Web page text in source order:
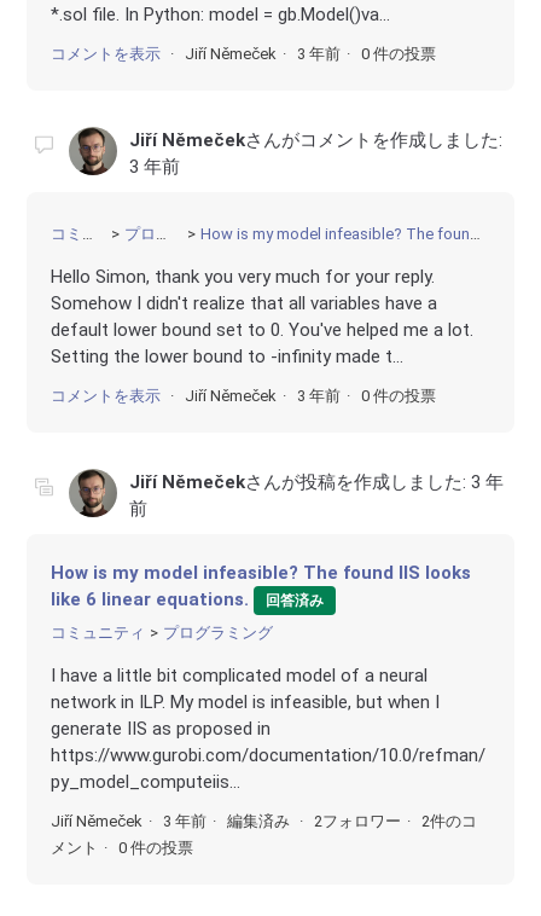
*.sol file. In Python: model = gb.Model()va...
コメントを表示 Jiří Němeček 3 年前 0 件の投票
Jiří Němečekさんがコメントを作成しました:
3 年前
コミュニティ プログラミング How is my model infeasible? The found IIS looks like 6 linear equations.
Hello Simon, thank you very much for your reply.
Somehow I didn't realize that all variables have a
default lower bound set to 0. You've helped me a lot.
Setting the lower bound to -infinity made t...
コメントを表示 Jiří Němeček 3 年前 0 件の投票
Jiří Němečekさんが投稿を作成しました:3 年
前
How is my model infeasible? The found IIS looks
like 6 linear equations.
回答済み
コミュニティ プログラミング
I have a little bit complicated model of a neural
network in ILP. My model is infeasible, but when I
generate IIS as proposed in
https://www.gurobi.com/documentation/10.0/refman/
py_model_computeiis...
Jiří Němeček 3 年前 編集済み 2フォロワー
2件のコ
メント
0 件の投票